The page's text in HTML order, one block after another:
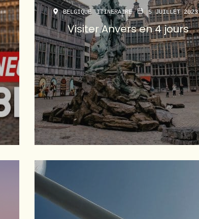
BELGIQUE ITINERAIRE 5 JUILLET 2023
Visiter Anvers en 4 jours